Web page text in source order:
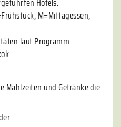
M=Mittagessen;
laut Programm.
Mahlzeiten und Getränke die